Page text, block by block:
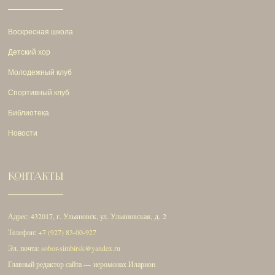
Воскресная школа
Детский хор
Молодежный клуб
Спортивный клуб
Библиотека
Новости
КОНТАКТЫ
Адрес: 432017, г. Ульяновск, ул. Ульяновская, д. 2
Телефон:+7 (927) 83-00-927
Эл. почта:sobor-simbirsk@yandex.ru
Главный редактор сайта — иеромонах Иларион